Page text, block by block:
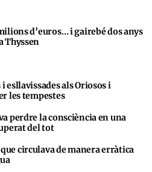
d’euros… i gairebé dos anys
Thyssen
esllavissades als Oriosos i
les tempestes
perdre la consciència en una
del tot
circulava de manera erràtica